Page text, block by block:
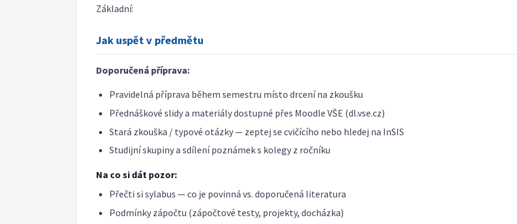
Základní:
Jak uspět v předmětu
Doporučená příprava:
Pravidelná příprava během semestru místo drcení na zkoušku
Přednáškové slidy a materiály dostupné přes Moodle VŠE (dl.vse.cz)
Stará zkouška / typové otázky — zeptej se cvičícího nebo hledej na InSIS
Studijní skupiny a sdílení poznámek s kolegy z ročníku
Na co si dát pozor:
Přečti si sylabus — co je povinná vs. doporučená literatura
Podmínky zápočtu (zápočtové testy, projekty, docházka)